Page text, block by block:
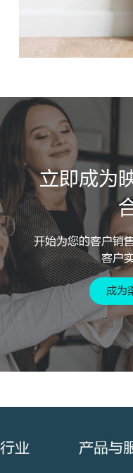
立即成为
开始为您的客户销
客户
成为
行业 产品与